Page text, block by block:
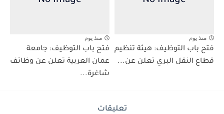
منذ يوم
فتح باب التوظيف: هيئة تنظيم
قطاع النقل البري تعلن عن...
منذ يوم
فتح باب التوظيف: جامعة
عمان العربية تعلن عن وظائف
شاغرة...
تعليقات